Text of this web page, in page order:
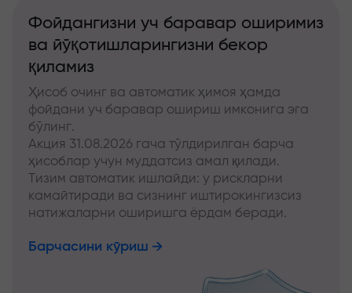
Фойдангизни уч баравар оширимиз
ва йўқотишларингизни бекор
қиламиз
Ҳисоб очинг ва автоматик ҳимоя ҳамда
фойдани уч баравар ошириш имконига эга
бўлинг.
Акция 31.08.2026 гача тўлдирилган барча
ҳисоблар учун муддатсиз амал қилади.
Тизим автоматик ишлайди: у рискларни
камайтиради ва сизнинг иштирокингизсиз
натижаларни оширишга ёрдам беради.
Барчасини кўриш